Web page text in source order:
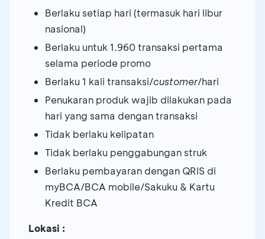
Berlaku setiap hari (termasuk hari libur
nasional)
Berlaku untuk 1.960 transaksi pertama
selama periode promo
Berlaku 1 kali transaksi/customer/hari
Penukaran produk wajib dilakukan pada
hari yang sama dengan transaksi
Tidak berlaku kelipatan
Tidak berlaku penggabungan struk
Berlaku pembayaran dengan QRIS di
myBCA/BCA mobile/Sakuku & Kartu
Kredit BCA
Lokasi :